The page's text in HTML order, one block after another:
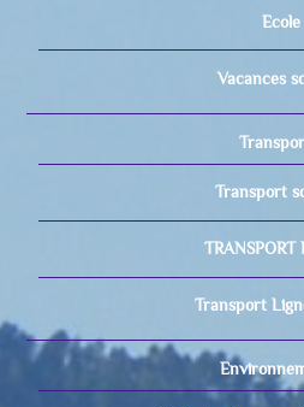
Ecole
Vacances
Transport
TRANSPORT
Transport